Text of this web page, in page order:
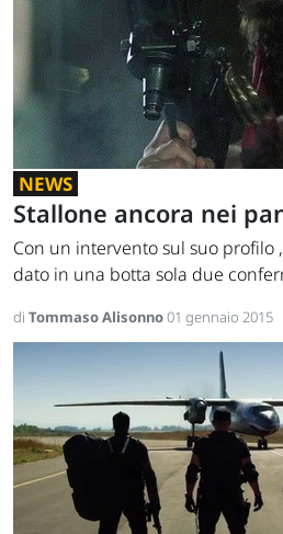
NEWS
Stallone ancora nei
Con un intervento sul suo profilo
dato in una botta sola due
di Tommaso Alisonno01 gennaio 2015